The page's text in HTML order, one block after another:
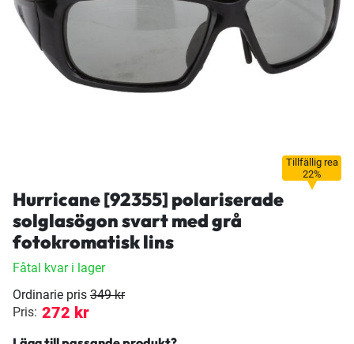
Tillfällig rea
22%
Hurricane [92355] polariserade
solglasögon svart med grå
fotokromatisk lins
Fåtal kvar i lager
Ordinarie pris 349 kr
Pris: 272 kr